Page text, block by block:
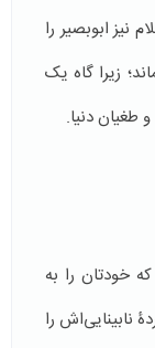
نیز ابوبصیر را
زیرا گاه یک
دنیا.
خودتان را به
نابینایی‌اش را